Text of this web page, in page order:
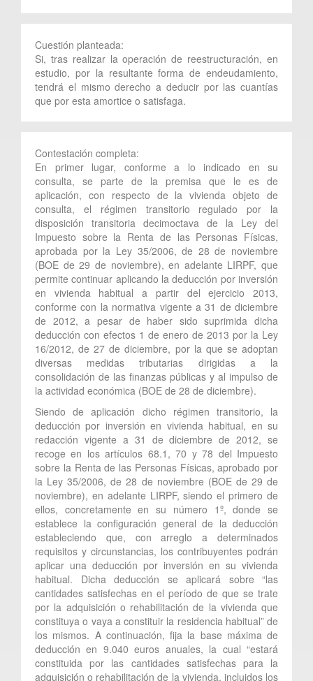
Cuestión planteada:
Si, tras realizar la operación de reestructuración, en
estudio, por la resultante forma de endeudamiento,
tendrá el mismo derecho a deducir por las cuantías
que por esta amortice o satisfaga.
Contestación completa:
En primer lugar, conforme a lo indicado en su
consulta, se parte de la premisa que le es de
aplicación, con respecto de la vivienda objeto de
consulta, el régimen transitorio regulado por la
disposición transitoria decimoctava de la Ley del
Impuesto sobre la Renta de las Personas Físicas,
aprobada por la Ley 35/2006, de 28 de noviembre
(BOE de 29 de noviembre), en adelante LIRPF, que
permite continuar aplicando la deducción por inversión
en vivienda habitual a partir del ejercicio 2013,
conforme con la normativa vigente a 31 de diciembre
de 2012, a pesar de haber sido suprimida dicha
deducción con efectos 1 de enero de 2013 por la Ley
16/2012, de 27 de diciembre, por la que se adoptan
diversas medidas tributarias dirigidas a la
consolidación de las finanzas públicas y al impulso de
la actividad económica (BOE de 28 de diciembre).
Siendo de aplicación dicho régimen transitorio, la
deducción por inversión en vivienda habitual, en su
redacción vigente a 31 de diciembre de 2012, se
recoge en los artículos 68.1, 70 y 78 del Impuesto
sobre la Renta de las Personas Físicas, aprobado por
la Ley 35/2006, de 28 de noviembre (BOE de 29 de
noviembre), en adelante LIRPF, siendo el primero de
ellos, concretamente en su número 1º, donde se
establece la configuración general de la deducción
estableciendo que, con arreglo a determinados
requisitos y circunstancias, los contribuyentes podrán
aplicar una deducción por inversión en su vivienda
habitual. Dicha deducción se aplicará sobre “las
cantidades satisfechas en el período de que se trate
por la adquisición o rehabilitación de la vivienda que
constituya o vaya a constituir la residencia habitual” de
los mismos. A continuación, fija la base máxima de
deducción en 9.040 euros anuales, la cual “estará
constituida por las cantidades satisfechas para la
adquisición o rehabilitación de la vivienda, incluidos los